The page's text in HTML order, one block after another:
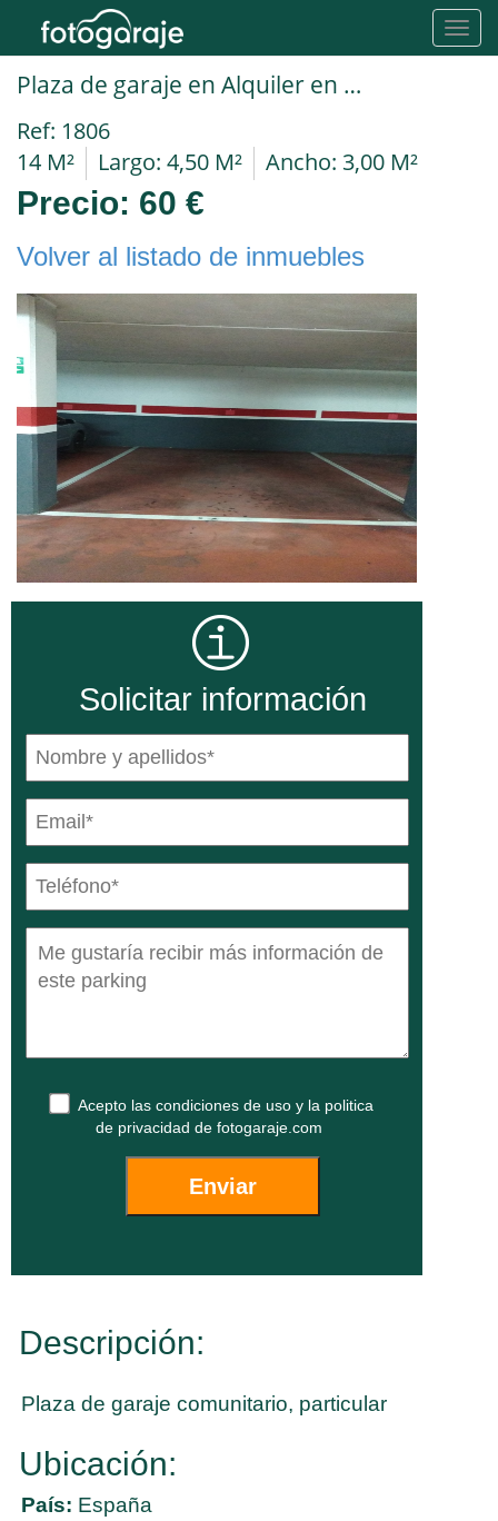
Plaza de garaje en Alquiler en Collado Villalba en c/ Rafael Alberti,
Ref: 1806
14 M²
Largo: 4,50 M² Ancho: 3,00 M²
Precio: 60 €
Volver al listado de inmuebles
Solicitar información
Acepto las condiciones de uso y la politica
de privacidad de fotogaraje.com
Descripción:
Plaza de garaje comunitario, particular
Ubicación:
País: España